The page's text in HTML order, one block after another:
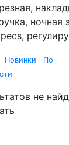
Новинки
По
не